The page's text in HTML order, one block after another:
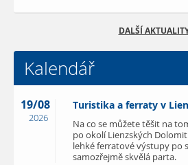
DALŠÍ
Kalendář
19/08
2026
Turistika a ferraty v
Na co se můžete těšit na
po okolí Lienzských
lehké ferratové výstupy po
samozřejmě skvělá parta.